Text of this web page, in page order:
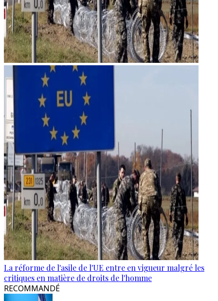
La réforme de l'asile de l'UE entre en vigueur malgré les
critiques en matière de droits de l'homme
RECOMMANDÉ